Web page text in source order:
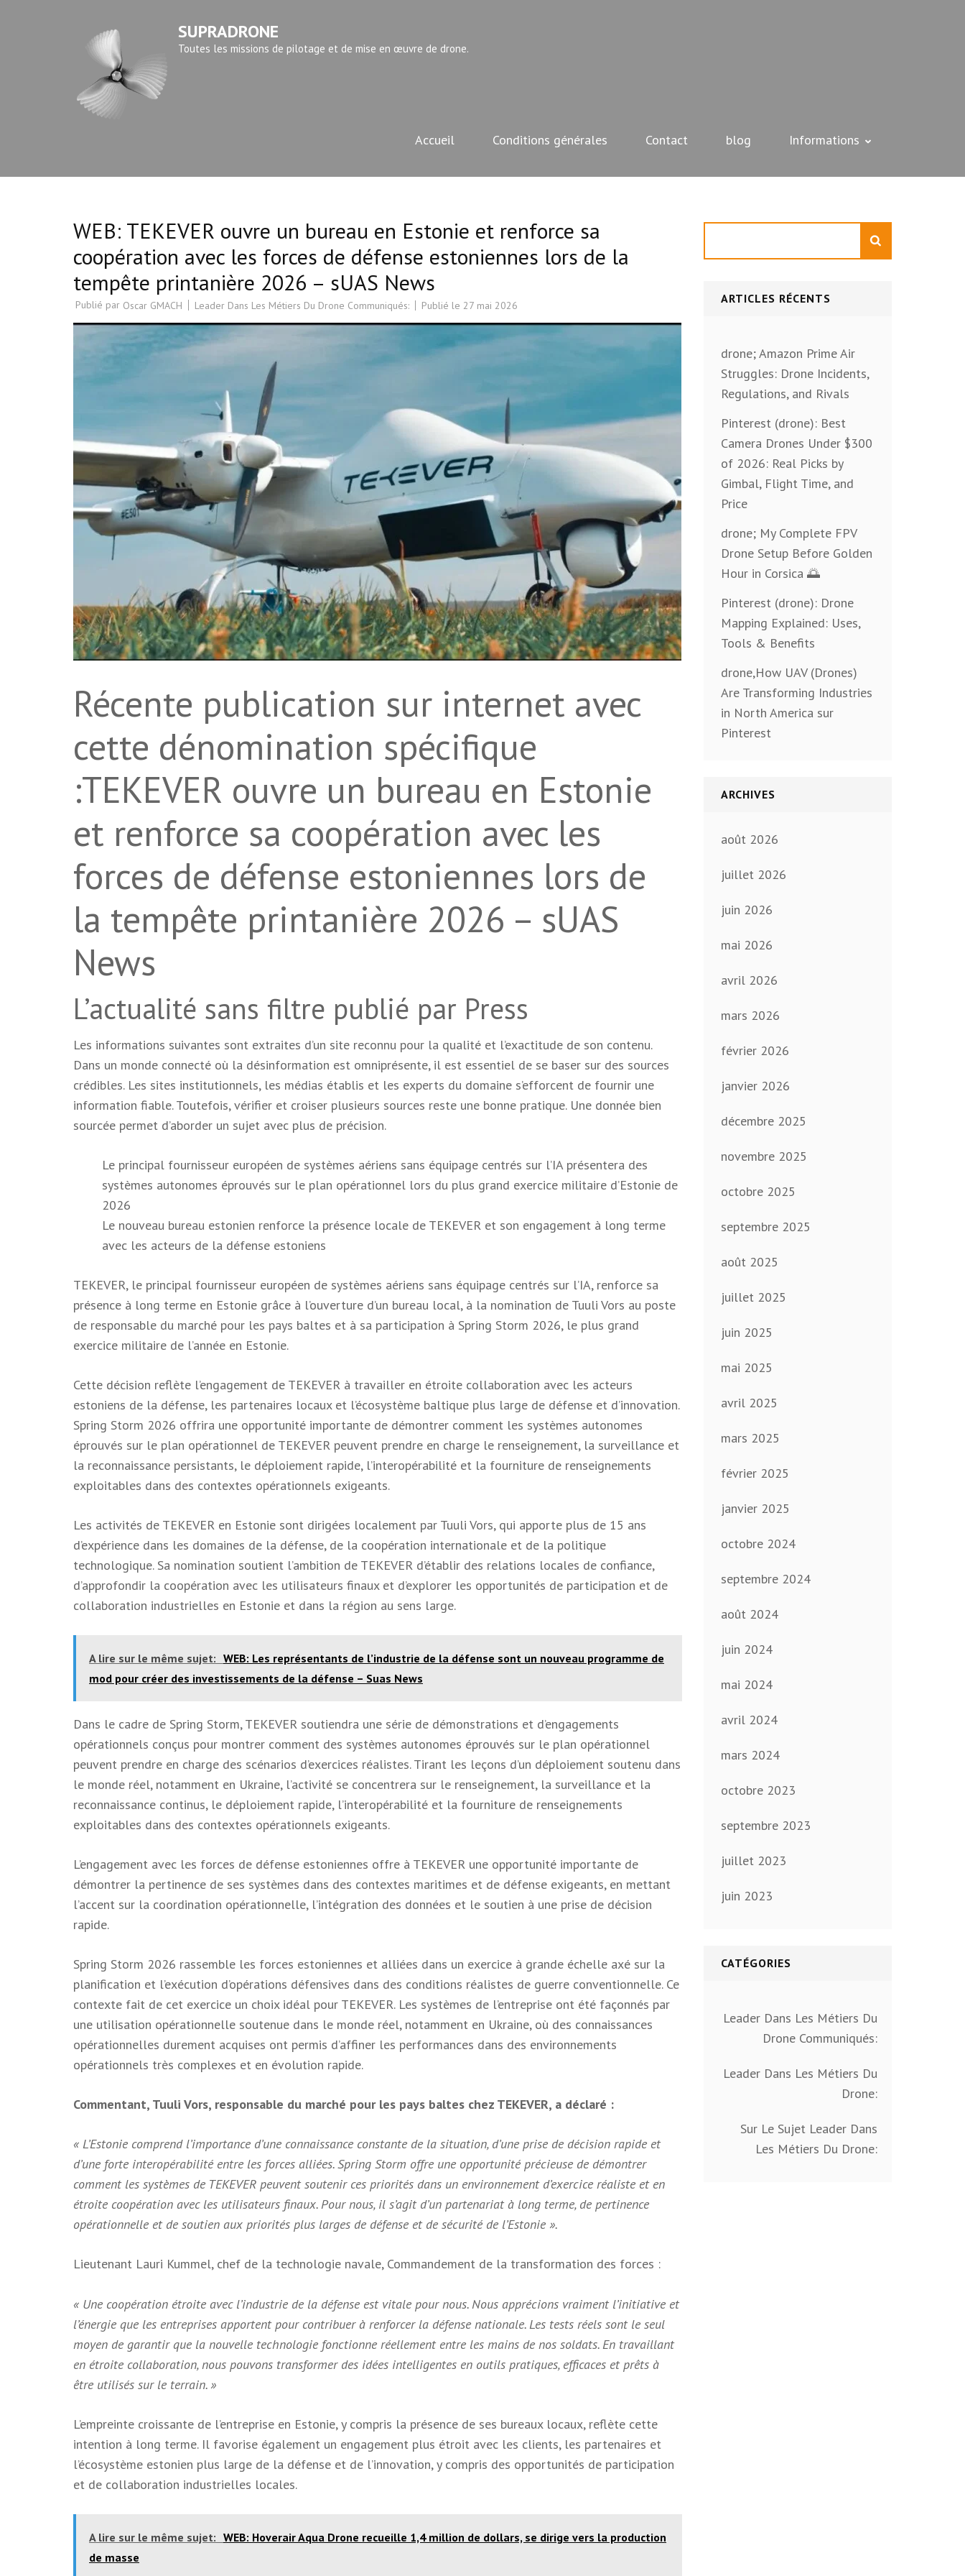
SUPRADRONE
Toutes les missions de pilotage et de mise en œuvre de drone.
Accueil Conditions générales Contact blog Informations
WEB: TEKEVER ouvre un bureau en Estonie et renforce sa
coopération avec les forces de défense estoniennes lors de la
tempête printanière 2026 – sUAS News
Publié par Oscar GMACH Leader Dans Les Métiers Du Drone Communiqués: Publié le 27 mai 2026
Récente publication sur internet avec
cette dénomination spécifique
:TEKEVER ouvre un bureau en Estonie
et renforce sa coopération avec les
forces de défense estoniennes lors de
la tempête printanière 2026 – sUAS
News
L’actualité sans filtre publié par Press
Les informations suivantes sont extraites d’un site reconnu pour la qualité et l’exactitude de son contenu.
Dans un monde connecté où la désinformation est omniprésente, il est essentiel de se baser sur des sources
crédibles. Les sites institutionnels, les médias établis et les experts du domaine s’efforcent de fournir une
information fiable. Toutefois, vérifier et croiser plusieurs sources reste une bonne pratique. Une donnée bien
sourcée permet d’aborder un sujet avec plus de précision.
Le principal fournisseur européen de systèmes aériens sans équipage centrés sur l’IA présentera des
systèmes autonomes éprouvés sur le plan opérationnel lors du plus grand exercice militaire d’Estonie de
2026
Le nouveau bureau estonien renforce la présence locale de TEKEVER et son engagement à long terme
avec les acteurs de la défense estoniens
TEKEVER, le principal fournisseur européen de systèmes aériens sans équipage centrés sur l’IA, renforce sa
présence à long terme en Estonie grâce à l’ouverture d’un bureau local, à la nomination de Tuuli Vors au poste
de responsable du marché pour les pays baltes et à sa participation à Spring Storm 2026, le plus grand
exercice militaire de l’année en Estonie.
Cette décision reflète l’engagement de TEKEVER à travailler en étroite collaboration avec les acteurs
estoniens de la défense, les partenaires locaux et l’écosystème baltique plus large de défense et d’innovation.
Spring Storm 2026 offrira une opportunité importante de démontrer comment les systèmes autonomes
éprouvés sur le plan opérationnel de TEKEVER peuvent prendre en charge le renseignement, la surveillance et
la reconnaissance persistants, le déploiement rapide, l’interopérabilité et la fourniture de renseignements
exploitables dans des contextes opérationnels exigeants.
Les activités de TEKEVER en Estonie sont dirigées localement par Tuuli Vors, qui apporte plus de 15 ans
d’expérience dans les domaines de la défense, de la coopération internationale et de la politique
technologique. Sa nomination soutient l’ambition de TEKEVER d’établir des relations locales de confiance,
d’approfondir la coopération avec les utilisateurs finaux et d’explorer les opportunités de participation et de
collaboration industrielles en Estonie et dans la région au sens large.
A lire sur le même sujet: WEB: Les représentants de l’industrie de la défense sont un nouveau programme de
mod pour créer des investissements de la défense – Suas News
Dans le cadre de Spring Storm, TEKEVER soutiendra une série de démonstrations et d’engagements
opérationnels conçus pour montrer comment des systèmes autonomes éprouvés sur le plan opérationnel
peuvent prendre en charge des scénarios d’exercices réalistes. Tirant les leçons d’un déploiement soutenu dans
le monde réel, notamment en Ukraine, l’activité se concentrera sur le renseignement, la surveillance et la
reconnaissance continus, le déploiement rapide, l’interopérabilité et la fourniture de renseignements
exploitables dans des contextes opérationnels exigeants.
L’engagement avec les forces de défense estoniennes offre à TEKEVER une opportunité importante de
démontrer la pertinence de ses systèmes dans des contextes maritimes et de défense exigeants, en mettant
l’accent sur la coordination opérationnelle, l’intégration des données et le soutien à une prise de décision
rapide.
Spring Storm 2026 rassemble les forces estoniennes et alliées dans un exercice à grande échelle axé sur la
planification et l’exécution d’opérations défensives dans des conditions réalistes de guerre conventionnelle. Ce
contexte fait de cet exercice un choix idéal pour TEKEVER. Les systèmes de l’entreprise ont été façonnés par
une utilisation opérationnelle soutenue dans le monde réel, notamment en Ukraine, où des connaissances
opérationnelles durement acquises ont permis d’affiner les performances dans des environnements
opérationnels très complexes et en évolution rapide.
Commentant, Tuuli Vors, responsable du marché pour les pays baltes chez TEKEVER, a déclaré :
« L’Estonie comprend l’importance d’une connaissance constante de la situation, d’une prise de décision rapide et
d’une forte interopérabilité entre les forces alliées. Spring Storm offre une opportunité précieuse de démontrer
comment les systèmes de TEKEVER peuvent soutenir ces priorités dans un environnement d’exercice réaliste et en
étroite coopération avec les utilisateurs finaux. Pour nous, il s’agit d’un partenariat à long terme, de pertinence
opérationnelle et de soutien aux priorités plus larges de défense et de sécurité de l’Estonie ».
Lieutenant Lauri Kummel, chef de la technologie navale, Commandement de la transformation des forces :
« Une coopération étroite avec l’industrie de la défense est vitale pour nous. Nous apprécions vraiment l’initiative et
l’énergie que les entreprises apportent pour contribuer à renforcer la défense nationale. Les tests réels sont le seul
moyen de garantir que la nouvelle technologie fonctionne réellement entre les mains de nos soldats. En travaillant
en étroite collaboration, nous pouvons transformer des idées intelligentes en outils pratiques, efficaces et prêts à
être utilisés sur le terrain. »
L’empreinte croissante de l’entreprise en Estonie, y compris la présence de ses bureaux locaux, reflète cette
intention à long terme. Il favorise également un engagement plus étroit avec les clients, les partenaires et
l’écosystème estonien plus large de la défense et de l’innovation, y compris des opportunités de participation
et de collaboration industrielles locales.
A lire sur le même sujet: WEB: Hoverair Aqua Drone recueille 1,4 million de dollars, se dirige vers la production
de masse
ARTICLES RÉCENTS
drone; Amazon Prime Air
Struggles: Drone Incidents,
Regulations, and Rivals
Pinterest (drone): Best
Camera Drones Under $300
of 2026: Real Picks by
Gimbal, Flight Time, and
Price
drone; My Complete FPV
Drone Setup Before Golden
Hour in Corsica 🌅
Pinterest (drone): Drone
Mapping Explained: Uses,
Tools & Benefits
drone,How UAV (Drones)
Are Transforming Industries
in North America sur
Pinterest
ARCHIVES
août 2026
juillet 2026
juin 2026
mai 2026
avril 2026
mars 2026
février 2026
janvier 2026
décembre 2025
novembre 2025
octobre 2025
septembre 2025
août 2025
juillet 2025
juin 2025
mai 2025
avril 2025
mars 2025
février 2025
janvier 2025
octobre 2024
septembre 2024
août 2024
juin 2024
mai 2024
avril 2024
mars 2024
octobre 2023
septembre 2023
juillet 2023
juin 2023
CATÉGORIES
Leader Dans Les Métiers Du
Drone Communiqués:
Leader Dans Les Métiers Du
Drone:
Sur Le Sujet Leader Dans
Les Métiers Du Drone: